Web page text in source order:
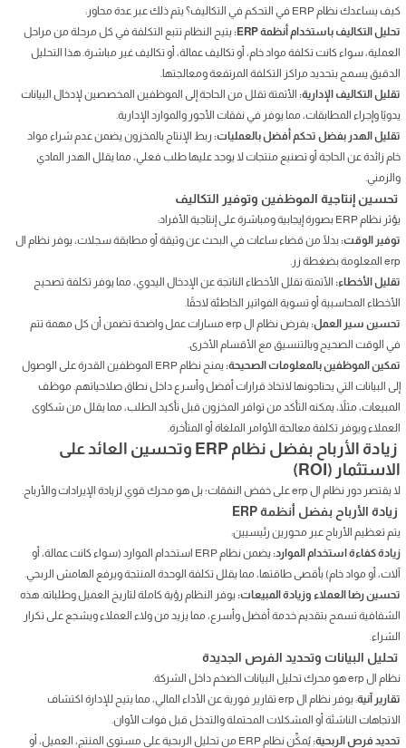
كيف يساعدك نظام ERP في التحكم في التكاليف؟ يتم ذلك عبر عدة محاور:
تحليل التكاليف باستخدام أنظمة ERP:
يتيح النظام تتبع التكلفة في كل مرحلة من مراحل
العملية، سواء كانت تكلفة مواد خام، أو تكاليف عمالة، أو تكاليف غير مباشرة. هذا التحليل
الدقيق يسمح بتحديد مراكز التكلفة المرتفعة ومعالجتها.
تقليل التكاليف الإدارية: الأتمتة تقلل من الحاجة إلى الموظفين المخصصين لإدخال البيانات
يدويًا وإجراء المطابقات، مما يوفر في نفقات الأجور والموارد الإدارية.
تقليل الهدر بفضل تحكم أفضل بالعمليات: ربط الإنتاج بالمخزون يضمن عدم شراء مواد
خام زائدة عن الحاجة أو تصنيع منتجات لا يوجد عليها طلب فعلي، مما يقلل الهدر المادي
والزمني.
تحسين إنتاجية الموظفين وتوفير التكاليف
يؤثر نظام ERP بصورة إيجابية ومباشرة على إنتاجية الأفراد:
توفير الوقت: بدلًا من قضاء ساعات في البحث عن وثيقة أو مطابقة سجلات، يوفر نظام ال
erp المعلومة بضغطة زر.
تقليل الأخطاء: الأتمتة تقلل الأخطاء الناتجة عن الإدخال اليدوي، مما يوفر تكلفة تصحيح
الأخطاء المحاسبية أو تسوية الفواتير الخاطئة لاحقًا.
تحسين سير العمل:
يفرض نظام ال erp مسارات عمل واضحة تضمن أن كل مهمة تتم
في الوقت الصحيح وبالتنسيق مع الأقسام الأخرى.
تمكين الموظفين بالمعلومات الصحيحة:
يمنح نظام ERP الموظفين القدرة على الوصول
إلى البيانات التي يحتاجونها لاتخاذ قرارات أفضل وأسرع داخل نطاق صلاحياتهم. موظف
المبيعات، مثلاً، يمكنه التأكد من توافر المخزون قبل تأكيد الطلب، مما يقلل من شكاوى
العملاء ويوفر تكلفة معالجة الأوامر الملغاة أو المتأخرة.
زيادة الأرباح بفضل نظام ERP وتحسين العائد على
الاستثمار (ROI)
لا يقتصر دور نظام ال erp على خفض النفقات؛ بل هو محرك قوي لزيادة الإيرادات والأرباح.
زيادة الأرباح بفضل أنظمة ERP
يتم تعظيم الأرباح عبر محورين رئيسيين:
زيادة كفاءة استخدام الموارد:
يضمن نظام ERP استخدام الموارد (سواء كانت عمالة، أو
آلات، أو مواد خام) بأقصى طاقتها، مما يقلل تكلفة الوحدة المنتجة ويرفع الهامش الربحي.
تحسين رضا العملاء وزيادة المبيعات: يوفر النظام رؤية كاملة لتاريخ العميل وطلباته. هذه
الشفافية تسمح بتقديم خدمة أفضل وأسرع، مما يزيد من ولاء العملاء ويشجع على تكرار
الشراء.
تحليل البيانات وتحديد الفرص الجديدة
نظام ال erp هو محرك تحليل البيانات الضخم داخل الشركة.
تقارير آنية
: يوفر نظام ال erp تقارير فورية عن الأداء المالي، مما يتيح للإدارة اكتشاف
الاتجاهات الناشئة أو المشكلات المحتملة والتدخل قبل فوات الأوان.
تحديد فرص الربحية:
يُمكِّن نظام ERP من تحليل الربحية على مستوى المنتج، العميل، أو